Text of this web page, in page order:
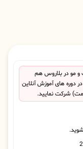
مو در بلاروس هم
دوره های آموزش آنلاین
شرکت نمایید.